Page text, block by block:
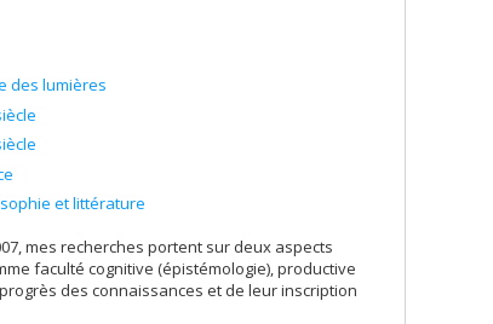
des lumières
et littérature
mes recherches portent sur deux aspects
faculté cognitive (épistémologie), productive
des connaissances et de leur inscription